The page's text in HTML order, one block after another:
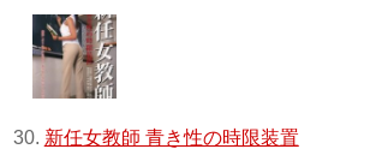
30. 新任女教師 青き性の時限装置